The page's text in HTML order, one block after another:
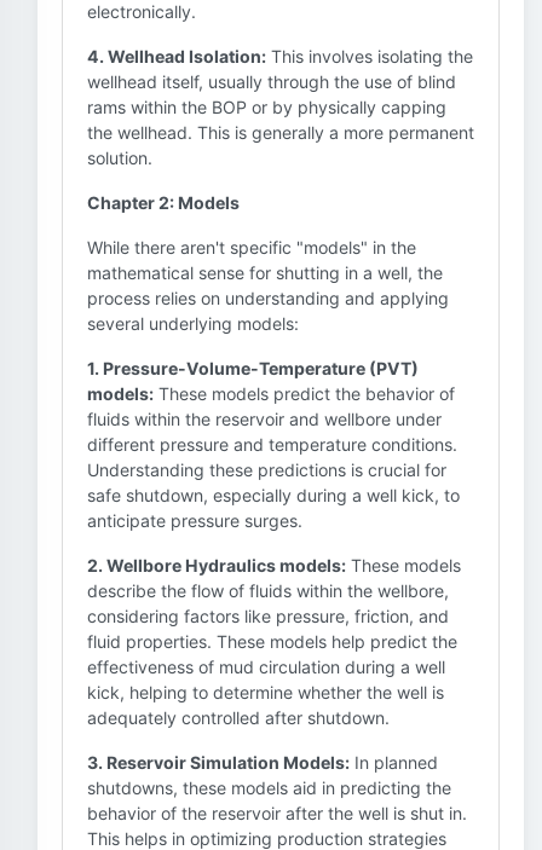
electronically.
4. Wellhead Isolation: This involves isolating the
wellhead itself, usually through the use of blind
rams within the BOP or by physically capping
the wellhead. This is generally a more permanent
solution.
Chapter 2: Models
While there aren't specific "models" in the
mathematical sense for shutting in a well, the
process relies on understanding and applying
several underlying models:
1. Pressure-Volume-Temperature (PVT)
models: These models predict the behavior of
fluids within the reservoir and wellbore under
different pressure and temperature conditions.
Understanding these predictions is crucial for
safe shutdown, especially during a well kick, to
anticipate pressure surges.
2. Wellbore Hydraulics models: These models
describe the flow of fluids within the wellbore,
considering factors like pressure, friction, and
fluid properties. These models help predict the
effectiveness of mud circulation during a well
kick, helping to determine whether the well is
adequately controlled after shutdown.
3. Reservoir Simulation Models: In planned
shutdowns, these models aid in predicting the
behavior of the reservoir after the well is shut in.
This helps in optimizing production strategies